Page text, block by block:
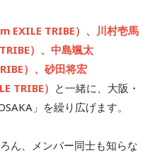
EXILE TRIBE）、川村壱馬
）、中島颯太
）、砂田将宏
TRIBE） と一緒に、大阪・
」を繰り広げます。
ん、メンバー同士も知らな